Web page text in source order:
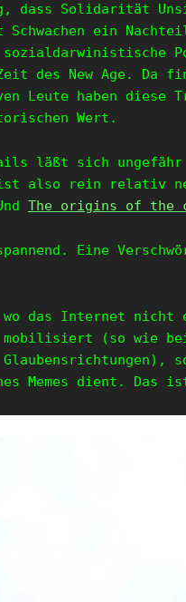
dass Solidarität
Schwachen ein
sozialdarwinistische
des New Age. Da
Leute haben diese
Wert.
läßt sich ungefähr
ist also rein relativ
The origins of the
Eine
das Internet nicht
(so wie
Memes dient. Das